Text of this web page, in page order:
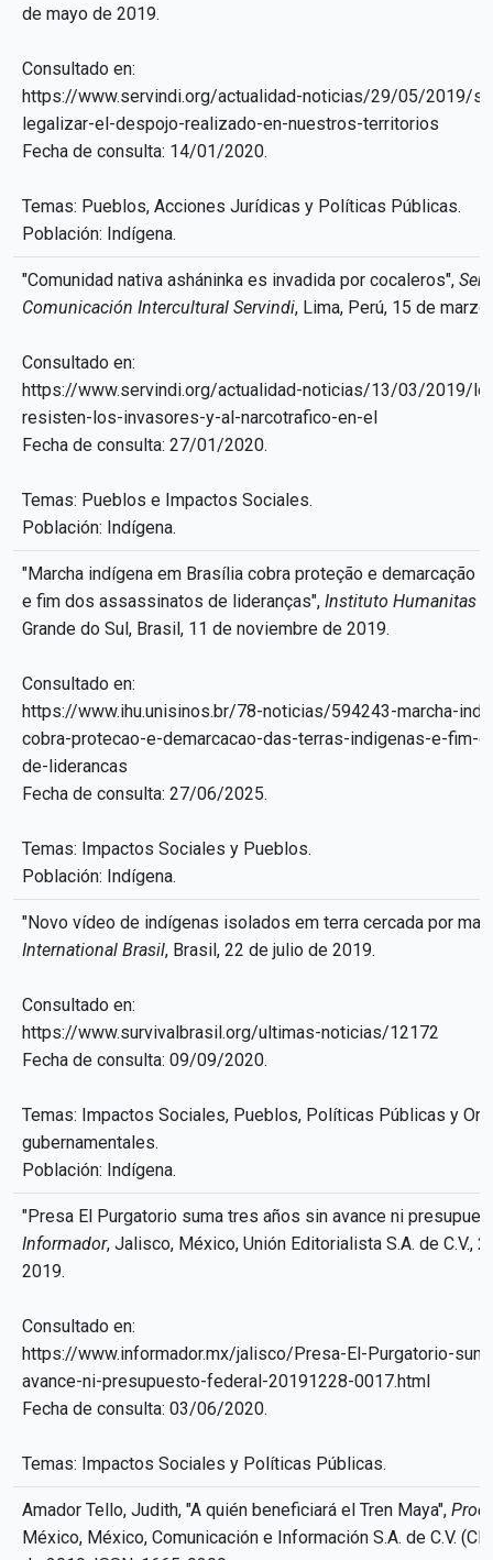
de mayo de 2019.
Consultado en:
https://www.servindi.org/actualidad-noticias/29/05/2019/
legalizar-el-despojo-realizado-en-nuestros-territorios
Fecha de consulta: 14/01/2020.
Temas: Pueblos, Acciones Jurídicas y Políticas Públicas.
Población: Indígena.
"Comunidad nativa asháninka es invadida por cocaleros",
Comunicación Intercultural Servindi, Lima, Perú, 15 de
Consultado en:
https://www.servindi.org/actualidad-noticias/13/03/2019/
resisten-los-invasores-y-al-narcotrafico-en-el
Fecha de consulta: 27/01/2020.
Temas: Pueblos e Impactos Sociales.
Población: Indígena.
"Marcha indígena em Brasília cobra proteção e demarcação
e fim dos assassinatos de lideranças", Instituto Humanitas
Grande do Sul, Brasil, 11 de noviembre de 2019.
Consultado en:
https://www.ihu.unisinos.br/78-noticias/594243-marcha-
cobra-protecao-e-demarcacao-das-terras-indigenas-e-fim-
de-liderancas
Fecha de consulta: 27/06/2025.
Temas: Impactos Sociales y Pueblos.
Población: Indígena.
"Novo vídeo de indígenas isolados em terra cercada por
International Brasil, Brasil, 22 de julio de 2019.
Consultado en:
https://www.survivalbrasil.org/ultimas-noticias/12172
Fecha de consulta: 09/09/2020.
Temas: Impactos Sociales, Pueblos, Políticas Públicas y
gubernamentales.
Población: Indígena.
"Presa El Purgatorio suma tres años sin avance ni
Informador, Jalisco, México, Unión Editorialista S.A. de C.V.,
2019.
Consultado en:
https://www.informador.mx/jalisco/Presa-El-Purgatorio-
avance-ni-presupuesto-federal-20191228-0017.html
Fecha de consulta: 03/06/2020.
Temas: Impactos Sociales y Políticas Públicas.
Amador Tello, Judith, "A quién beneficiará el Tren Maya",
México, México, Comunicación e Información S.A. de C.V.